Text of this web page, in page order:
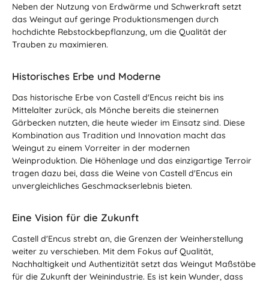
Neben der Nutzung von Erdwärme und Schwerkraft setzt
das Weingut auf geringe Produktionsmengen durch
hochdichte Rebstockbepflanzung, um die Qualität der
Trauben zu maximieren.
Historisches Erbe und Moderne
Das historische Erbe von Castell d'Encus reicht bis ins
Mittelalter zurück, als Mönche bereits die steinernen
Gärbecken nutzten, die heute wieder im Einsatz sind. Diese
Kombination aus Tradition und Innovation macht das
Weingut zu einem Vorreiter in der modernen
Weinproduktion. Die Höhenlage und das einzigartige Terroir
tragen dazu bei, dass die Weine von Castell d'Encus ein
unvergleichliches Geschmackserlebnis bieten.
Eine Vision für die Zukunft
Castell d'Encus strebt an, die Grenzen der Weinherstellung
weiter zu verschieben. Mit dem Fokus auf Qualität,
Nachhaltigkeit und Authentizität setzt das Weingut Maßstäbe
für die Zukunft der Weinindustrie. Es ist kein Wunder, dass